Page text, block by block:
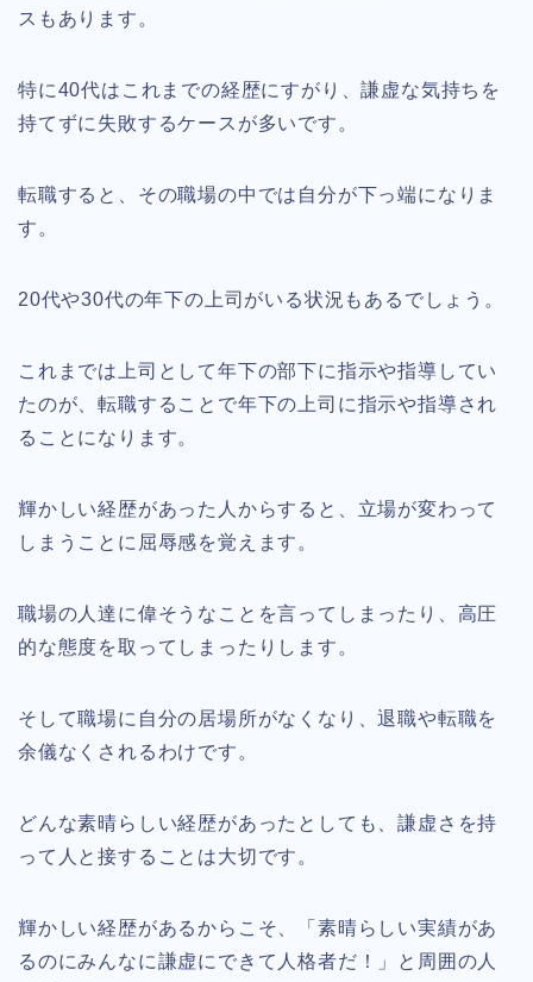
スもあります。
特に40代はこれまでの経歴にすがり、謙虚な気持ちを
持てずに失敗するケースが多いです。
転職すると、その職場の中では自分が下っ端になりま
す。
20代や30代の年下の上司がいる状況もあるでしょう。
これまでは上司として年下の部下に指示や指導してい
たのが、転職することで年下の上司に指示や指導され
ることになります。
輝かしい経歴があった人からすると、立場が変わって
しまうことに屈辱感を覚えます。
職場の人達に偉そうなことを言ってしまったり、高圧
的な態度を取ってしまったりします。
そして職場に自分の居場所がなくなり、退職や転職を
余儀なくされるわけです。
どんな素晴らしい経歴があったとしても、謙虚さを持
って人と接することは大切です。
輝かしい経歴があるからこそ、「素晴らしい実績があ
るのにみんなに謙虚にできて人格者だ！」と周囲の人